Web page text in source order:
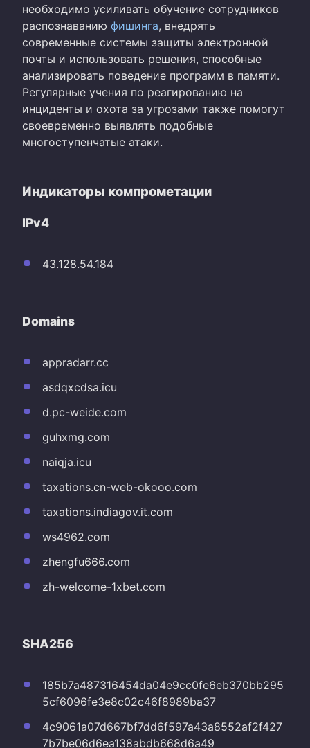
необходимо усиливать обучение сотрудников
распознаванию фишинга, внедрять
современные системы защиты электронной
почты и использовать решения, способные
анализировать поведение программ в памяти.
Регулярные учения по реагированию на
инциденты и охота за угрозами также помогут
своевременно выявлять подобные
многоступенчатые атаки.
Индикаторы компрометации
IPv4
43.128.54.184
Domains
appradarr.cc
asdqxcdsa.icu
d.pc-weide.com
guhxmg.com
naiqja.icu
taxations.cn-web-okooo.com
taxations.indiagov.it.com
ws4962.com
zhengfu666.com
zh-welcome-1xbet.com
SHA256
185b7a487316454da04e9cc0fe6eb370bb295
5cf6096fe3e8c02c46f8989ba37
4c9061a07d667bf7dd6f597a43a8552af2f427
7b7be06d6ea138abdb668d6a49